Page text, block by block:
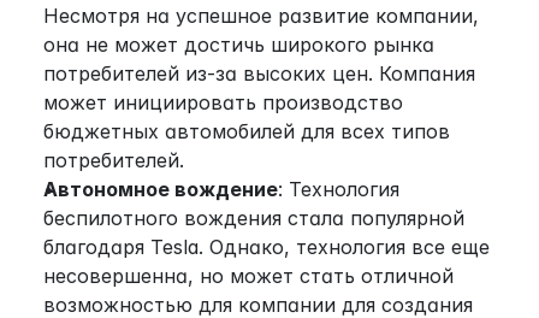
Несмотря на успешное развитие компании,
она не может достичь широкого рынка
потребителей из-за высоких цен. Компания
может инициировать производство
бюджетных автомобилей для всех типов
потребителей.
Автономное вождение: Технология
беспилотного вождения стала популярной
благодаря Tesla. Однако, технология все еще
несовершенна, но может стать отличной
возможностью для компании для создания